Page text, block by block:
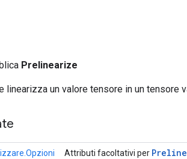
Prelinearize
linearizza un valore tensore in un tensore
Attributi facoltativi per